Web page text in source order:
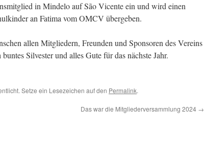
in Mindelo auf São Vicente ein und wird einen
an Fatima vom OMCV übergeben.
allen Mitgliedern, Freunden und Sponsoren des Vereins
Silvester und alles Gute für das nächste Jahr.
Setze ein Lesezeichen auf den Permalink.
Das war die Mitgliederversammlung 2024 →